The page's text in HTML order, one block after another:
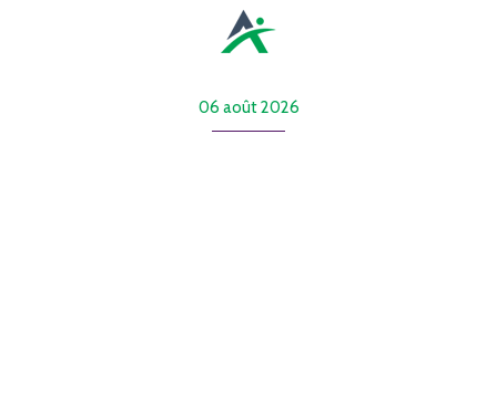
SOINS ET SANTÉ
06 août 2026